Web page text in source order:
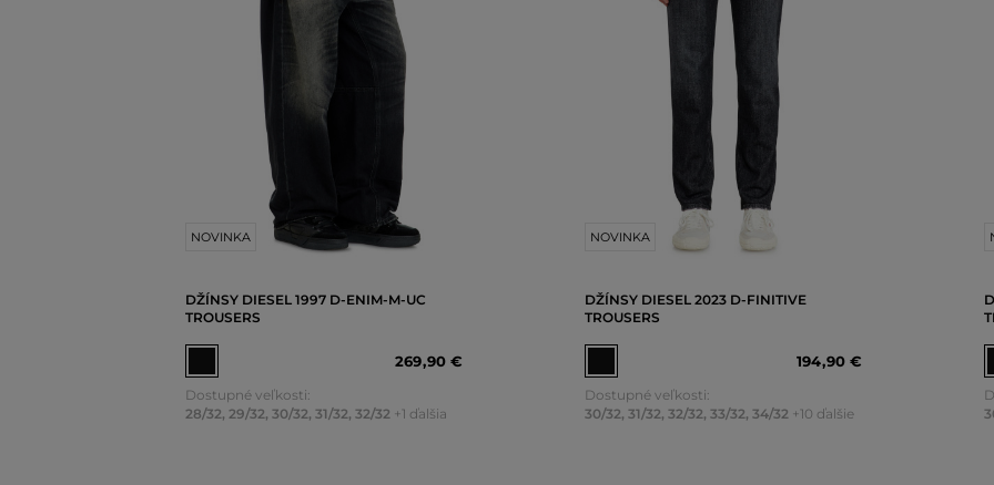
NOVINKA
DŽÍNSY DIESEL 1997 D-ENIM-M-UC
TROUSERS
269,90 €
Dostupné veľkosti:
28/32, 29/32, 30/32, 31/32, 32/32 +1 ďalšia
NOVINKA
DŽÍNSY DIESEL 2023 D-FINITIVE
TROUSERS
194,90 €
Dostupné veľkosti:
30/32, 31/32, 32/32, 33/32, 34/32 +10 ďalšie